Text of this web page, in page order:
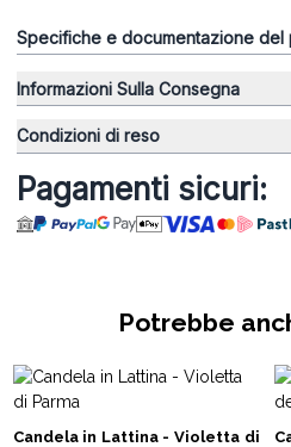
Specifiche e documentazione del
Informazioni Sulla Consegna
Condizioni di reso
Pagamenti sicuri:
Potrebbe
Candela in Lattina - Violetta di